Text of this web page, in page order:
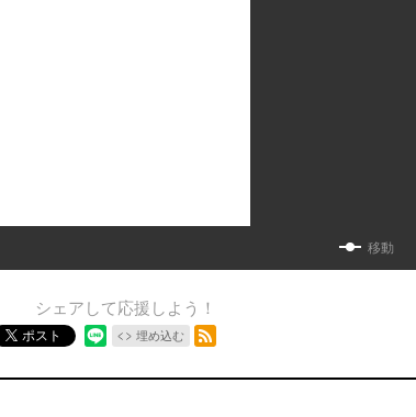
移動
シェアして応援しよう！
ポスト 埋め込む